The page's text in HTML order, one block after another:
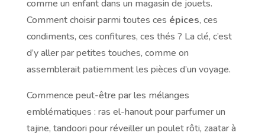
comme un enfant dans un magasin de jouets.
Comment choisir parmi toutes ces épices, ces
condiments, ces confitures, ces thés ? La clé, c’est
d’y aller par petites touches, comme on
assemblerait patiemment les pièces d’un voyage.
Commence peut-être par les mélanges
emblématiques : ras el-hanout pour parfumer un
tajine, tandoori pour réveiller un poulet rôti, zaatar à